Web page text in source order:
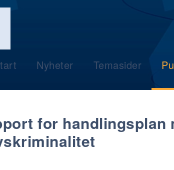
Nyheter Temasider
for handlingsplan